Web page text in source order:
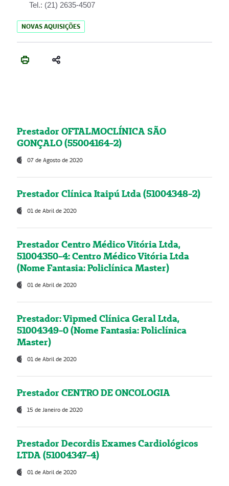
Tel.: (21) 2635-4507
NOVAS AQUISIÇÕES
Prestador OFTALMOCLÍNICA SÃO
GONÇALO (55004164-2)
07 de Agosto de 2020
Prestador Clínica Itaipú Ltda (51004348-2)
01 de Abril de 2020
Prestador Centro Médico Vitória Ltda,
51004350-4: Centro Médico Vitória Ltda
(Nome Fantasia: Policlínica Master)
01 de Abril de 2020
Prestador: Vipmed Clínica Geral Ltda,
51004349-0 (Nome Fantasia: Policlínica
Master)
01 de Abril de 2020
Prestador CENTRO DE ONCOLOGIA
15 de Janeiro de 2020
Prestador Decordis Exames Cardiológicos
LTDA (51004347-4)
01 de Abril de 2020